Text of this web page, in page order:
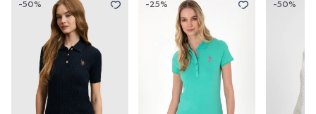
-50% -25% -50%